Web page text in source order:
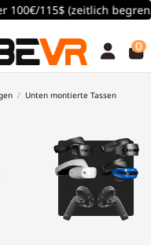
(zeitlich begrenzt)
0
Unten montierte Tassen